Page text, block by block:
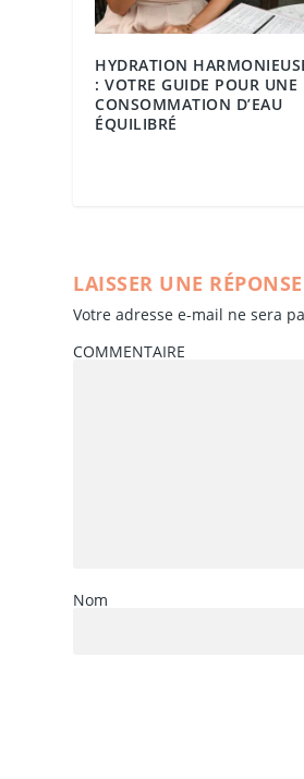
HYDRATION
: VOTRE GUIDE POUR UNE
CONSOMMATION D’EAU
ÉQUILIBRÉ
LAISSER UNE RÉPONSE
Votre adresse e-mail ne sera
COMMENTAIRE
Nom